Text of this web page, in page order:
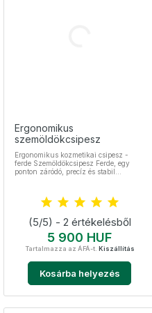
Ergonomikus
szemöldökcsipesz
Ergonomikus kozmetikai csipesz -
ferde Szemöldökcsipesz Ferde, egy
ponton záródó, precíz és stabil
kedvence
(5/5) - 2 értékelésből
Ár
5 900 HUF
Tartalmazza az ÁFÁ-t. Kiszállítás
Kosárba helyezés